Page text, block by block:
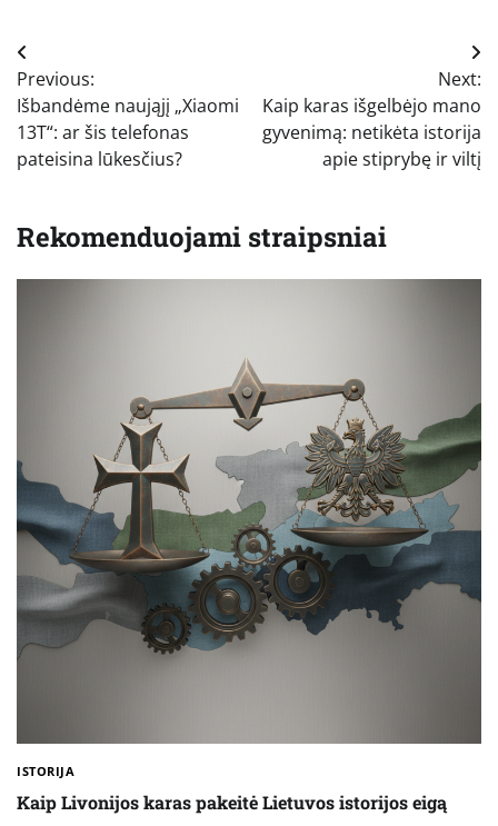
Navigacija
tarp
įrašų
Previous:
Išbandėme naująjį „Xiaomi
13T“: ar šis telefonas
pateisina lūkesčius?
Next:
Kaip karas išgelbėjo mano
gyvenimą: netikėta istorija
apie stiprybę ir viltį
Rekomenduojami straipsniai
ISTORIJA
Kaip Livonijos karas pakeitė Lietuvos istorijos eigą